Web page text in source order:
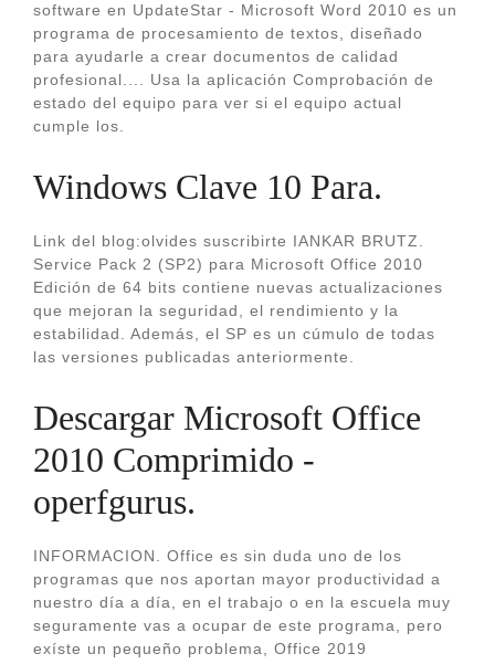
software en UpdateStar - Microsoft Word 2010 es un
programa de procesamiento de textos, diseñado
para ayudarle a crear documentos de calidad
profesional.... Usa la aplicación Comprobación de
estado del equipo para ver si el equipo actual
cumple los.
Windows Clave 10 Para.
Link del blog:olvides suscribirte IANKAR BRUTZ.
Service Pack 2 (SP2) para Microsoft Office 2010
Edición de 64 bits contiene nuevas actualizaciones
que mejoran la seguridad, el rendimiento y la
estabilidad. Además, el SP es un cúmulo de todas
las versiones publicadas anteriormente.
Descargar Microsoft Office
2010 Comprimido -
operfgurus.
INFORMACION. Office es sin duda uno de los
programas que nos aportan mayor productividad a
nuestro día a día, en el trabajo o en la escuela muy
seguramente vas a ocupar de este programa, pero
exíste un pequeño problema, Office 2019